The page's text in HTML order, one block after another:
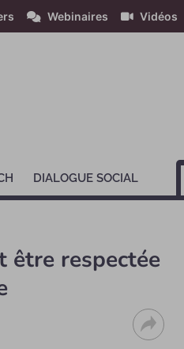
Webinaires Vidéos
DIALOGUE SOCIAL
être respectée